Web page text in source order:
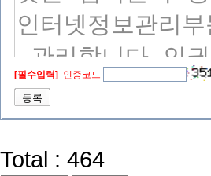
[필수입력] 인증코드
Total : 464